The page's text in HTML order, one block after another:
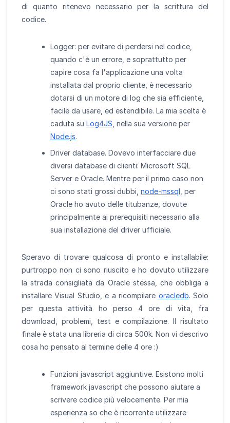
di quanto ritenevo necessario per la scrittura del
codice.
Logger: per evitare di perdersi nel codice,
quando c'è un errore, e soprattutto per
capire cosa fa l'applicazione una volta
installata dal proprio cliente, è necessario
dotarsi di un motore di log che sia efficiente,
facile da usare, ed estendibile. La mia scelta è
caduta su Log4JS , nella sua versione per
Node.js.
Driver database. Dovevo interfacciare due
diversi database di clienti: Microsoft SQL
Server e Oracle. Mentre per il primo caso non
ci sono stati grossi dubbi, node-mssql , per
Oracle ho avuto delle titubanze, dovute
principalmente ai prerequisiti necessario alla
sua installazione del driver ufficiale.
Speravo di trovare qualcosa di pronto e installabile:
purtroppo non ci sono riuscito e ho dovuto utilizzare
la strada consigliata da Oracle stessa, che obbliga a
installare Visual Studio, e a ricompilare oracledb. Solo
per questa attività ho perso 4 ore di vita, fra
download, problemi, test e compilazione. Il risultato
finale è stata una libreria di circa 500k. Non vi descrivo
cosa ho pensato al termine delle 4 ore :)
Funzioni javascript aggiuntive. Esistono molti
framework javascript che possono aiutare a
scrivere codice più velocemente. Per mia
esperienza so che è ricorrente utilizzare